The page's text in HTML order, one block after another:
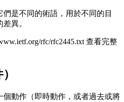
是不同的術語，用於不同的目
異。
rfc/rfc2445.txt 查看完整
動作（即時動作，或者過去或將